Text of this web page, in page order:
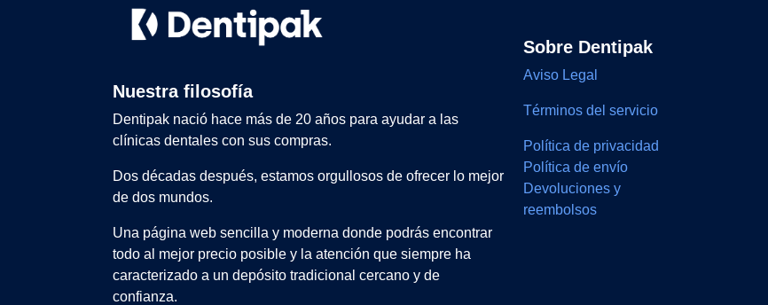
Sobre Dentipak
Aviso Legal
Términos del servicio
Política de privacidad
Política de envío
Devoluciones y
reembolsos
Nuestra filosofía
Dentipak nació hace más de 20 años para ayudar a las
clínicas dentales con sus compras.
Dos décadas después, estamos orgullosos de ofrecer lo mejor
de dos mundos.
Una página web sencilla y moderna donde podrás encontrar
todo al mejor precio posible y la atención que siempre ha
caracterizado a un depósito tradicional cercano y de
confianza.